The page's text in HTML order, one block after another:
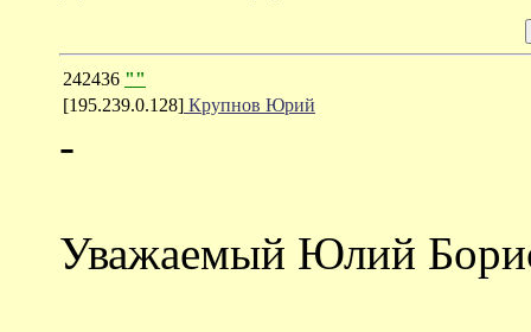
242436 ""
[195.239.0.128] Крупнов Юрий
-
Уважаемый Юлий